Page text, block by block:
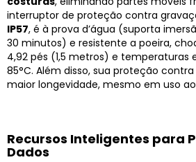
interruptor de proteção contra
IP57, é à prova d’água (suporta
30 minutos) e resistente a poeira,
4,92 pés (1,5 metros) e temperaturas
85°C. Além disso, sua proteção
maior longevidade, mesmo em uso
Recursos Inteligentes para
Dados